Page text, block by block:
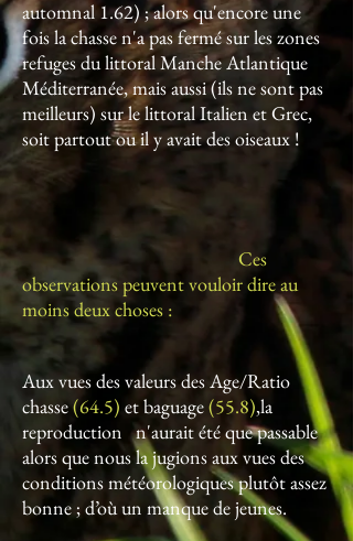
automnal 1.62) ; alors qu'encore une
fois la chasse n'a pas fermé sur les zones
refuges du littoral Manche Atlantique
Méditerranée, mais aussi (ils ne sont pas
meilleurs) sur le littoral Italien et Grec,
soit partout ou il y avait des oiseaux !
Ces
observations peuvent vouloir dire au
moins deux choses :
Aux vues des valeurs des Age/Ratio
chasse(64.5) et baguage(55.8),la
reproduction n'aurait été que passable
alors que nous la jugions aux vues des
conditions météorologiques plutôt assez
bonne ; d’où un manque de jeunes.